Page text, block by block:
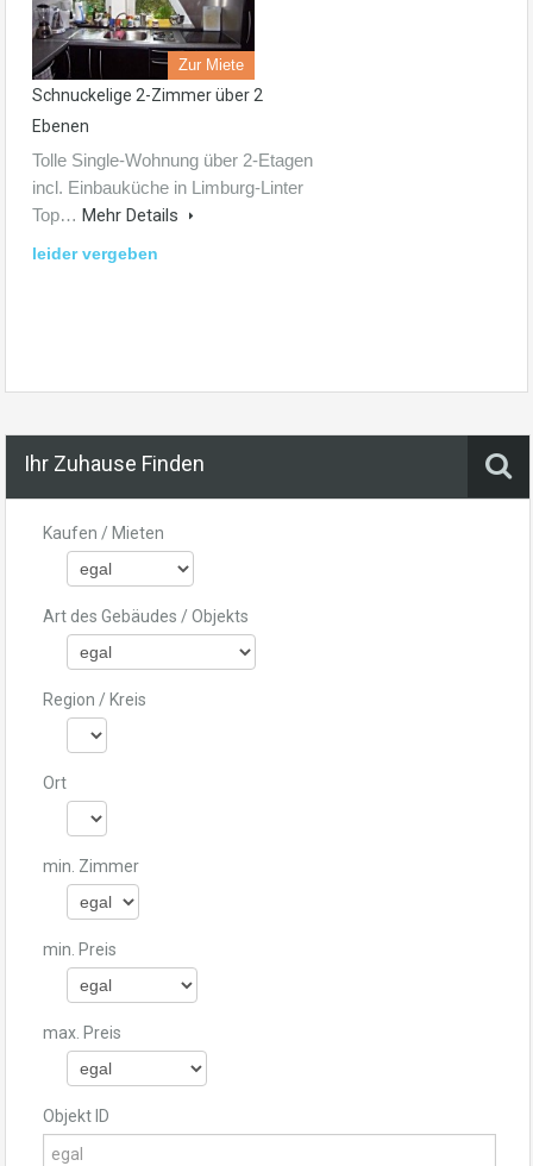
Zur Miete
Schnuckelige 2-Zimmer über 2
Ebenen
Tolle Single-Wohnung über 2-Etagen
incl. Einbauküche in Limburg-Linter
Top… Mehr Details
leider vergeben
Ihr Zuhause Finden
Kaufen / Mieten
Art des Gebäudes / Objekts
Region / Kreis
Ort
min. Zimmer
min. Preis
max. Preis
Objekt ID